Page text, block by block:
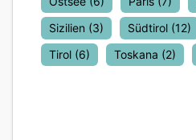
Sizilien (3) Südtirol (12)
Tirol (6) Toskana (2)